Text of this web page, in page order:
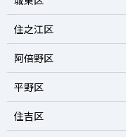
住之江区
阿倍野区
平野区
住吉区